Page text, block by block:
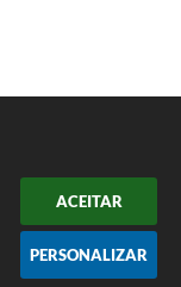
ACEITAR
PERSONALIZAR